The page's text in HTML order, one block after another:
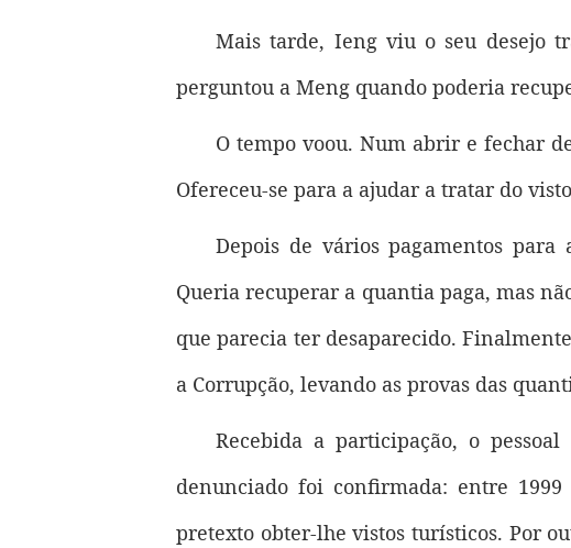
Mais tarde, Ieng viu o seu desejo
perguntou a Meng quando poderia
O tempo voou. Num abrir e fechar
Ofereceu-se para a ajudar a tratar do
Depois de vários pagamentos
Queria recuperar a quantia paga, mas
que parecia ter desaparecido.
a Corrupção, levando as provas das
Recebida a participação, o
denunciado foi confirmada: entre
pretexto obter-lhe vistos turísticos. Por